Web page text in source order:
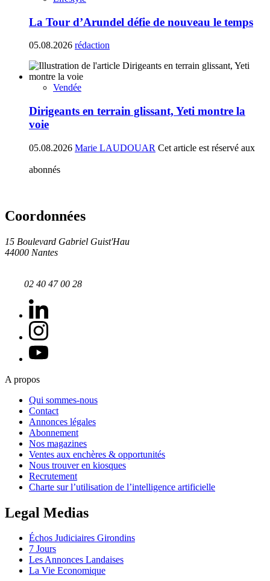
La Tour d’Arundel défie de nouveau le temps
05.08.2026 rédaction
Vendée
Dirigeants en terrain glissant, Yeti montre la
voie
05.08.2026 Marie LAUDOUAR Cet article est réservé aux
abonnés
Coordonnées
15 Boulevard Gabriel Guist'Hau
44000 Nantes
02 40 47 00 28
A propos
Qui sommes-nous
Contact
Annonces légales
Abonnement
Nos magazines
Ventes aux enchères & opportunités
Nous trouver en kiosques
Recrutement
Charte sur l’utilisation de l’intelligence artificielle
Legal Medias
Échos Judiciaires Girondins
7 Jours
Les Annonces Landaises
La Vie Economique